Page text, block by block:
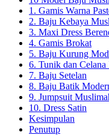
1. Gamis Warna
2. Baju Kebaya
3. Maxi Dress
4. Gamis Brokat
5. Baju Kurung
6. Tunik dan
7. Baju Setelan
8. Baju Batik
9. Jumpsuit
10. Dress Satin
Kesimpulan
Penutup